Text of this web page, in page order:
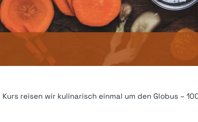
reisen wir kulinarisch einmal um den Globus –